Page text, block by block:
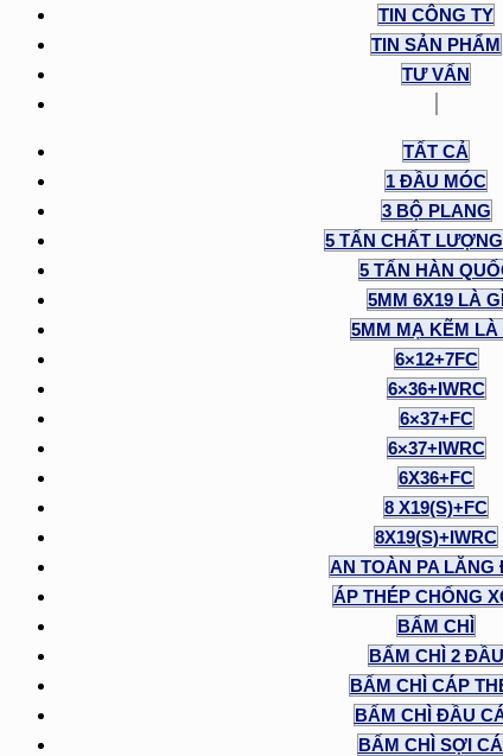
TIN CÔNG TY
TIN SẢN PHẨM
TƯ VẤN
TẤT CẢ
1 ĐẦU MÓC
3 BỘ PLANG
5 TẤN CHẤT
5 TẤN HÀN
5MM 6X19 LÀ
5MM MẠ KẼM LÀ
6×12+7FC
6×36+IWRC
6×37+FC
6×37+IWRC
6X36+FC
8 X19(S)+FC
8X19(S)+IWRC
AN TOÀN PA LĂNG
ÁP THÉP CHỐNG
BẤM CHÌ
BẤM CHÌ 2 ĐẦU
BẤM CHÌ CÁP
BẤM CHÌ ĐẦU
BẤM CHÌ SỢI